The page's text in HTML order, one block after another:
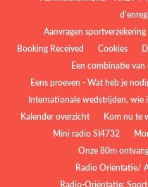
Aanvragen sportverzekering
Booking Received
Cookies
Een combinatie
Eens proeven - Wat heb je
Internationale wedstrijden, wie
Kalender overzicht
Kom nu te
Mini radio SI4732
Onze 80m
Radio Oriëntatie/
Radio‑Oriëntatie: